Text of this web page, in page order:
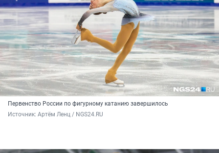
Первенство России по фигурному катанию завершилось
Источник: Артём Ленц / NGS24.RU